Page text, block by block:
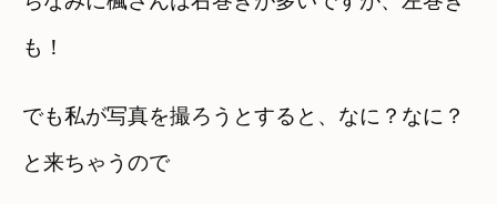
も！
でも私が写真を撮ろうとすると、なに？なに？
と来ちゃうので